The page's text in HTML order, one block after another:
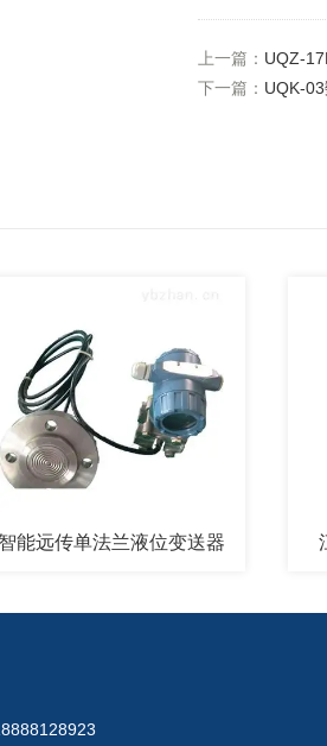
上一篇： UQZ-
下一篇： UQK-
传单法兰液位变送器 江苏